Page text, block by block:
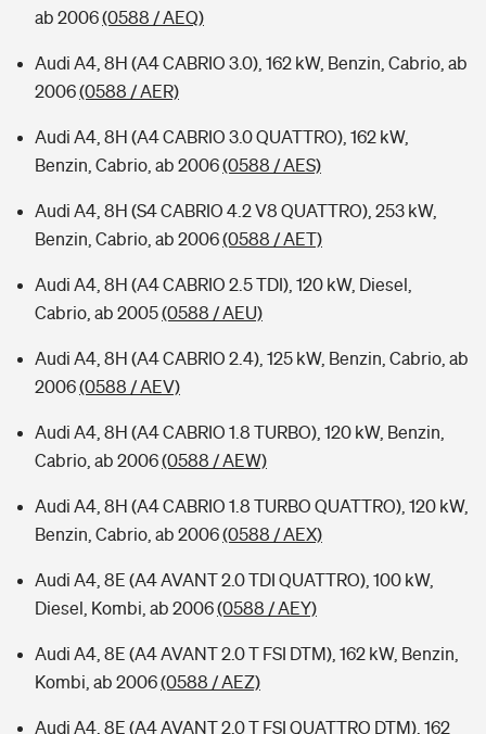
ab 2006(0588 / AEQ)
Audi A4, 8H (A4 CABRIO 3.0), 162 kW, Benzin, Cabrio, ab
2006(0588 / AER)
Audi A4, 8H (A4 CABRIO 3.0 QUATTRO), 162 kW,
Benzin, Cabrio, ab 2006(0588 / AES)
Audi A4, 8H (S4 CABRIO 4.2 V8 QUATTRO), 253 kW,
Benzin, Cabrio, ab 2006(0588 / AET)
Audi A4, 8H (A4 CABRIO 2.5 TDI), 120 kW, Diesel,
Cabrio, ab 2005(0588 / AEU)
Audi A4, 8H (A4 CABRIO 2.4), 125 kW, Benzin, Cabrio, ab
2006(0588 / AEV)
Audi A4, 8H (A4 CABRIO 1.8 TURBO), 120 kW, Benzin,
Cabrio, ab 2006(0588 / AEW)
Audi A4, 8H (A4 CABRIO 1.8 TURBO QUATTRO), 120 kW,
Benzin, Cabrio, ab 2006(0588 / AEX)
Audi A4, 8E (A4 AVANT 2.0 TDI QUATTRO), 100 kW,
Diesel, Kombi, ab 2006(0588 / AEY)
Audi A4, 8E (A4 AVANT 2.0 T FSI DTM), 162 kW, Benzin,
Kombi, ab 2006(0588 / AEZ)
Audi A4, 8E (A4 AVANT 2.0 T FSI QUATTRO DTM), 162